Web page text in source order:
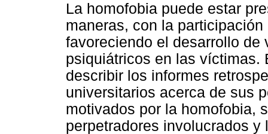
La homofobia puede estar
maneras, con la
favoreciendo el desarrollo
psiquiátricos en las víctimas.
describir los informes
universitarios acerca de sus
motivados por la homofobia,
perpetradores involucrados